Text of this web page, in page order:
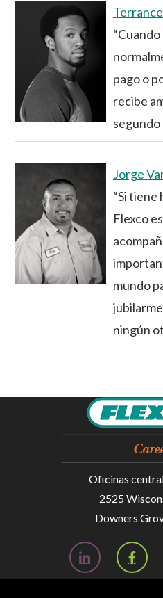
pago o
recibe
segundo
Jorge
“Si tiene
Flexco
mundo
ningún
Oficinas
2525
Downers